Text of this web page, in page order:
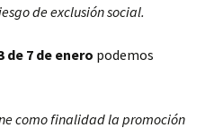
de exclusión social.
de 7 de enero podemos
como finalidad la promoción